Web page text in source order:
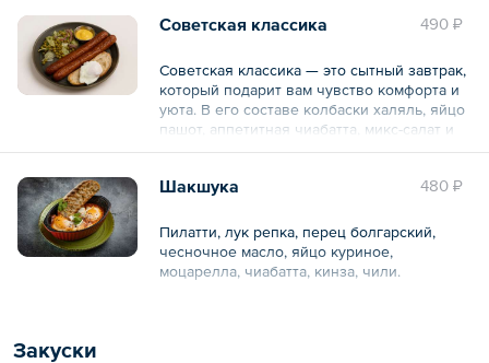
490 ₽
Советская классика
Советская классика — это сытный завтрак,
который подарит вам чувство комфорта и
уюта. В его составе колбаски халяль, яйцо
пашот, аппетитная чиабатта, микс-салат и
зелёный горошек.
Общий вес – 342 г 480 ₽
Шакшука
Пилатти, лук репка, перец болгарский,
чесночное масло, яйцо куриное,
моцарелла, чиабатта, кинза, чили.
Закуски